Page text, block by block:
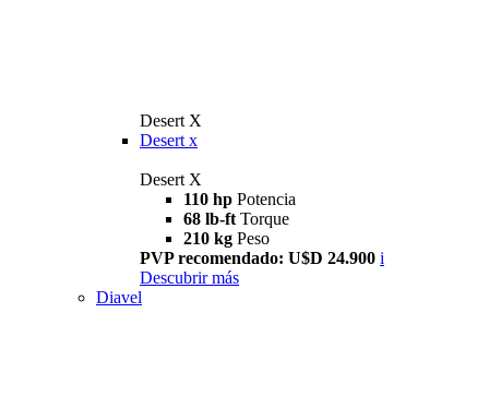
Desert X
Desert x
Desert X
110 hp Potencia
68 lb-ft Torque
210 kg Peso
PVP recomendado: U$D 24.900 i
Descubrir más
Diavel